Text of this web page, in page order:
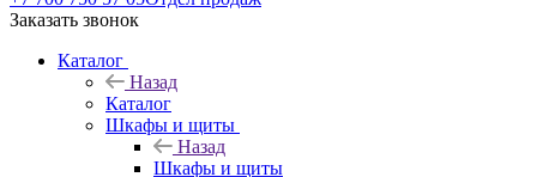
Заказать звонок
Каталог
Назад
Каталог
Шкафы и щиты
Назад
Шкафы и щиты